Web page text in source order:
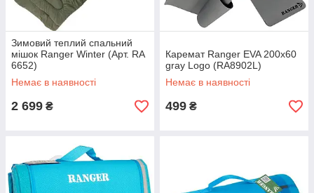
Зимовий теплий спальний
мішок Ranger Winter (Арт. RA
6652)
Немає в наявності
2 699 ₴
Каремат Ranger EVA 200x60
gray Logo (RA8902L)
Немає в наявності
499 ₴